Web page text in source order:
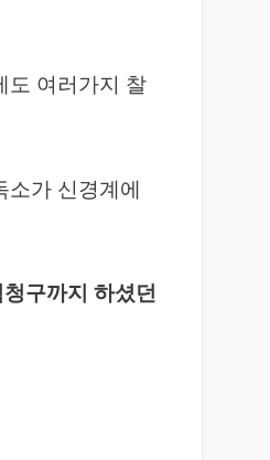
도 여러가지 찰
소가 신경계에
구까지 하셨던